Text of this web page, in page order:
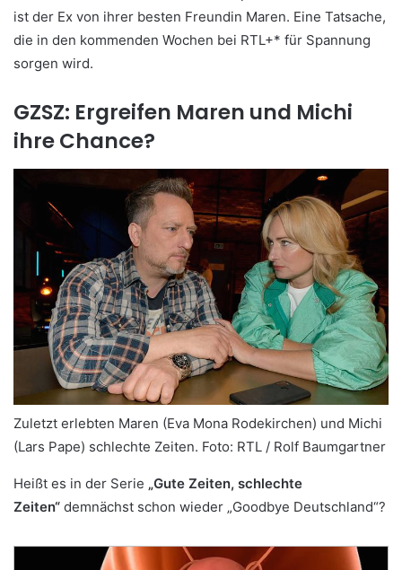
ist der Ex von ihrer besten Freundin Maren. Eine Tatsache,
die in den kommenden Wochen bei RTL+* für Spannung
sorgen wird.
GZSZ: Ergreifen Maren und Michi
ihre Chance?
Zuletzt erlebten Maren (Eva Mona Rodekirchen) und Michi
(Lars Pape) schlechte Zeiten. Foto: RTL / Rolf Baumgartner
Heißt es in der Serie „Gute Zeiten, schlechte
Zeiten“ demnächst schon wieder „Goodbye Deutschland“?